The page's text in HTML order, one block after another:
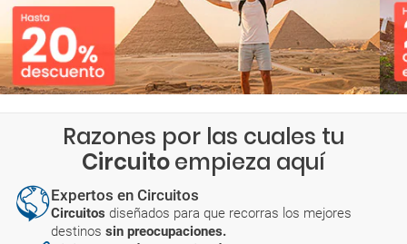
Razones por las cuales tu
Circuitoempieza aquí
Expertos en Circuitos
Circuitos diseñados para que recorras los mejores
destinos sin preocupaciones.